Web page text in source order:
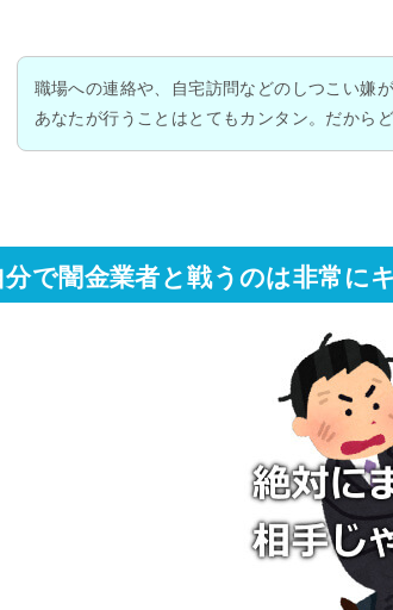
職場への連絡や、自宅訪問などのしつこい嫌
あなたが行うことはとてもカンタン。だから
分で闇金業者と戦うのは非常に